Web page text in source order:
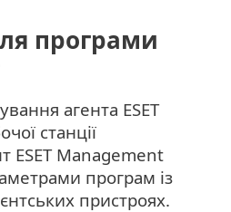
програми
агента ESET
станції
ESET Management
програм із
пристроях.